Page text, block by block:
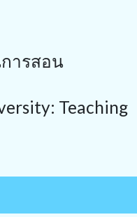
ารสอน
Teaching